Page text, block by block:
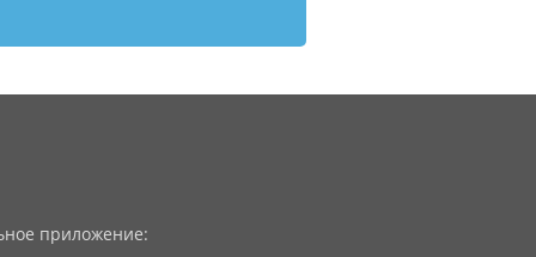
приложение: